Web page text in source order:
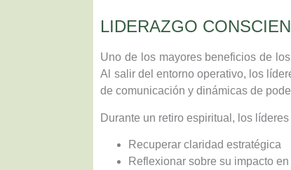
LIDERAZGO
Uno de los mayores beneficios de
Al salir del entorno operativo, los
de comunicación y dinámicas de
Durante un retiro espiritual, los
Recuperar claridad estratégica
Reflexionar sobre su impacto